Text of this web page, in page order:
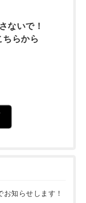
ないで！
ちらから
知らせします！